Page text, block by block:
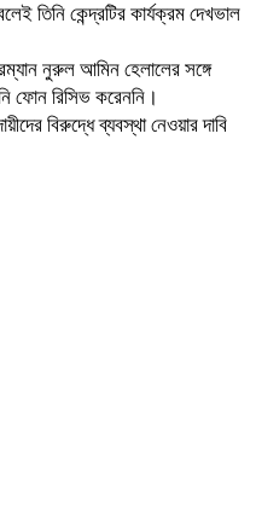
তিনি কেন্দ্রটির কার্যক্রম দেখভাল
নুরুল আমিন হেলালের সঙ্গে
ফোন রিসিভ করেননি।
বিরুদ্ধে ব্যবস্থা নেওয়ার দাবি